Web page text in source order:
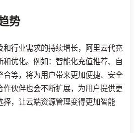
势
和行业需求的持续增长，阿里云代充
和优化。例如：智能化充值推荐、自
合等，将为用户带来更加便捷、安全
作伙伴也会不断扩展，为用户提供更
择，让云端资源管理变得更加智能